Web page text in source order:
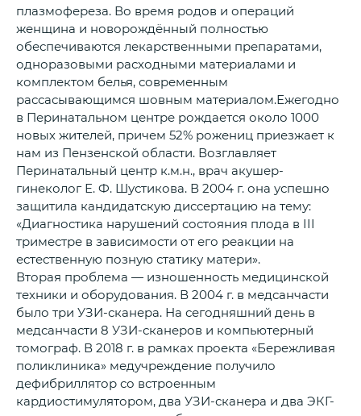
плазмофереза. Во время родов и операций
женщина и новорождённый полностью
обеспечиваются лекарственными препаратами,
одноразовыми расходными материалами и
комплектом белья, современным
рассасывающимся шовным материалом.Ежегодно
в Перинатальном центре рождается около 1000
новых жителей, причем 52% рожениц приезжает к
нам из Пензенской области. Возглавляет
Перинатальный центр к.м.н., врач акушер-
гинеколог Е. Ф. Шустикова. В 2004 г. она успешно
защитила кандидатскую диссертацию на тему:
«Диагностика нарушений состояния плода в III
триместре в зависимости от его реакции на
естественную позную статику матери».
Вторая проблема — изношенность медицинской
техники и оборудования. В 2004 г. в медсанчасти
было три УЗИ-сканера. На сегодняшний день в
медсанчасти 8 УЗИ-сканеров и компьютерный
томограф. В 2018 г. в рамках проекта «Бережливая
поликлиника» медучреждение получило
дефибриллятор со встроенным
кардиостимулятором, два УЗИ-сканера и два ЭКГ-